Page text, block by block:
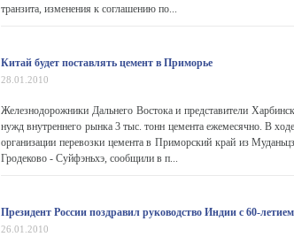
транзита, изменения к соглашению по...
Китай будет поставлять цемент в Приморье
28.01.2010
Железнодорожники Дальнего Востока и представители
нужд внутреннего рынка 3 тыс. тонн цемента ежемесячно. В
организации перевозки цемента в Приморский край из
Гродеково - Суйфэньхэ, сообщили в п...
Президент России поздравил руководство Индии с 60-
26.01.2010